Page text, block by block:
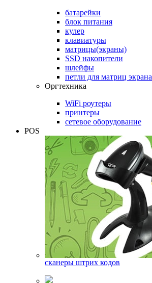
батарейки
блок питания
кулер
клавиатуры
матрицы(экраны)
SSD накопители
шлейфы
петли для матриц экрана
Оргтехника
WiFi роутеры
принтеры
сетевое оборудование
POS
сканеры штрих кодов